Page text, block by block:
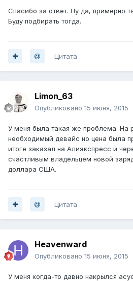
Спасибо за ответ. Ну да, примерно
Буду подбирать тогда.
Цитата
Limon_63
Опубликовано 15 июня, 2015
У меня была такая же проблема. На
необходимый девайс но цена была
итоге заказал на Алиэкспресс и
счастливым владельцем новой
доллара США.
Цитата
Heavenward
Опубликовано 15 июня, 2015
У меня когда-то давно накрылся